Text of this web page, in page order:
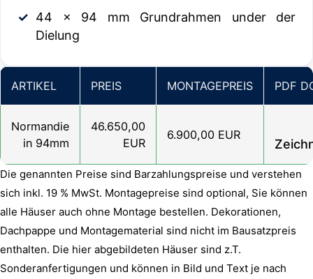
44 x 94 mm Grundrahmen under der
Dielung
ARTIKEL PREIS MONTAGEPREIS PDF
Normandie
in 94mm
46.650,00
EUR
6.900,00 EUR
Die genannten Preise sind Barzahlungspreise und verstehen
sich inkl. 19 % MwSt. Montagepreise sind optional, Sie können
alle Häuser auch ohne Montage bestellen. Dekorationen,
Dachpappe und Montagematerial sind nicht im Bausatzpreis
enthalten. Die hier abgebildeten Häuser sind z.T.
Sonderanfertigungen und können in Bild und Text je nach